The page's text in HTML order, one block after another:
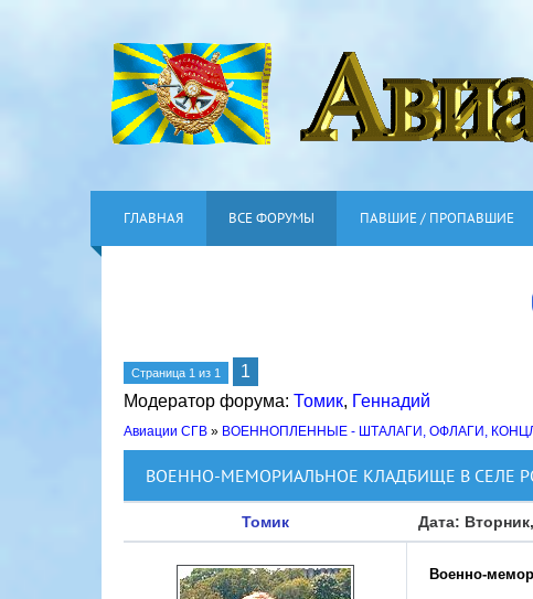
ГЛАВНАЯ ВСЕ ФОРУМЫ ПАВШИЕ / ПРОПАВШИЕ
Страница 1 из 1
1
Модератор форума: Томик, Геннадий
Авиации СГВ » ВОЕННОПЛЕННЫЕ - ШТАЛАГИ, ОФЛАГИ,
ВОЕННО-МЕМОРИАЛЬНОЕ КЛАДБИЩЕ В СЕЛЕ
Томик Дата:
Военно-